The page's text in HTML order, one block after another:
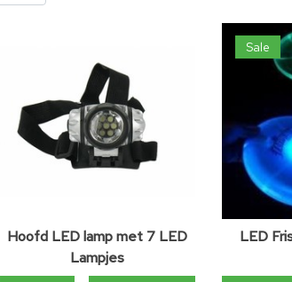
Hoofd LED lamp met 7 LED
Lampjes
Sale
LED